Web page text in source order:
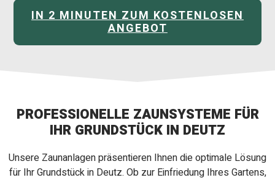
IN 2 MINUTEN ZUM KOSTENLOSEN
ANGEBOT
PROFESSIONELLE ZAUNSYSTEME FÜR
IHR GRUNDSTÜCK IN DEUTZ
Unsere Zaunanlagen präsentieren Ihnen die optimale Lösung
für Ihr Grundstück in Deutz. Ob zur Einfriedung Ihres Gartens,